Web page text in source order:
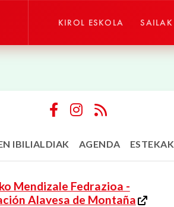
KIROL ESKOLA SAILAK
IBILIALDIAK AGENDA ESTEKAK
Mendizale Fedrazioa -
Alavesa de Montaña